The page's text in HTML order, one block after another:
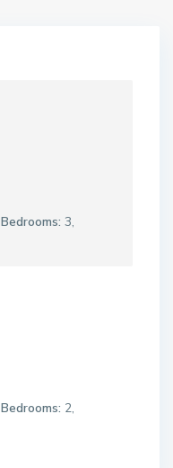
Bedrooms: 3,
Bedrooms: 2,